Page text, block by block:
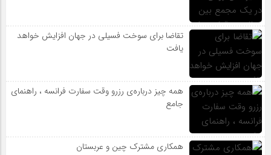
تقاضا برای سوخت فسیلی در جهان افزایش خواهد
یافت
همه چیز درباره‌ی رزرو وقت سفارت فرانسه ، راهنمای
جامع
همکاری مشترک چین و عربستان